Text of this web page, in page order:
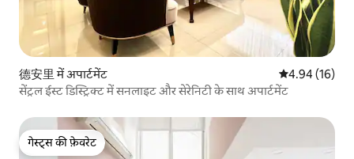
德安里 में अपार्टमेंट औसत रेटिंग 5 में
4.94 (16)
सेंट्रल ईस्ट डिस्ट्रिक्ट में सनलाइट और सेरेनिटी के साथ अपार्टमेंट
गेस्ट्स की फ़ेवरेट
गेस्ट्स की फ़ेवरेट